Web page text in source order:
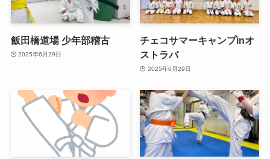
飯田橋道場 少年部稽古
2025年6月29日
チェコサマーキャンプinオ
ストラバ
2025年6月29日